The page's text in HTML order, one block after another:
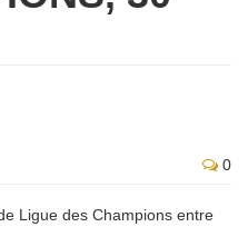
0
Ligue des Champions entre